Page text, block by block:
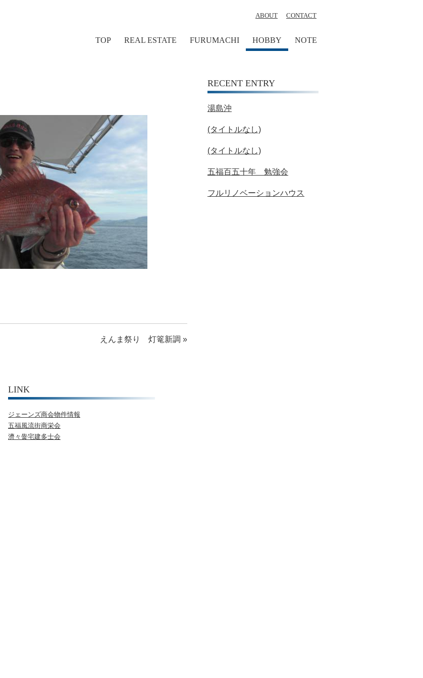
ABOUT CONTACT
TOP REAL ESTATE FURUMACHI HOBBY NOTE
えんま祭り 灯篭新調 »
RECENT ENTRY
湯島沖
(タイトルなし)
(タイトルなし)
五福百五十年 勉強会
フルリノベーションハウス
LINK
ジェーンズ商会物件情報
五福風流街商栄会
濟々黌宅建多士会